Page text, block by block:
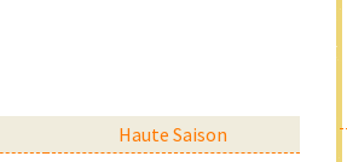
Haute Saison